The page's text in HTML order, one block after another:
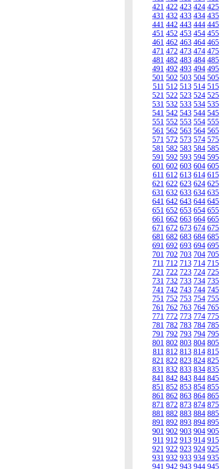
421 422 423 424 425
431 432 433 434 435
441 442 443 444 445
451 452 453 454 455
461 462 463 464 465
471 472 473 474 475
481 482 483 484 485
491 492 493 494 495
501 502 503 504 505
511 512 513 514 515
521 522 523 524 525
531 532 533 534 535
541 542 543 544 545
551 552 553 554 555
561 562 563 564 565
571 572 573 574 575
581 582 583 584 585
591 592 593 594 595
601 602 603 604 605
611 612 613 614 615
621 622 623 624 625
631 632 633 634 635
641 642 643 644 645
651 652 653 654 655
661 662 663 664 665
671 672 673 674 675
681 682 683 684 685
691 692 693 694 695
701 702 703 704 705
711 712 713 714 715
721 722 723 724 725
731 732 733 734 735
741 742 743 744 745
751 752 753 754 755
761 762 763 764 765
771 772 773 774 775
781 782 783 784 785
791 792 793 794 795
801 802 803 804 805
811 812 813 814 815
821 822 823 824 825
831 832 833 834 835
841 842 843 844 845
851 852 853 854 855
861 862 863 864 865
871 872 873 874 875
881 882 883 884 885
891 892 893 894 895
901 902 903 904 905
911 912 913 914 915
921 922 923 924 925
931 932 933 934 935
941 942 943 944 945